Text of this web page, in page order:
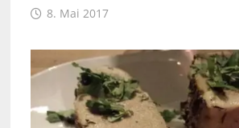
8. Mai 2017